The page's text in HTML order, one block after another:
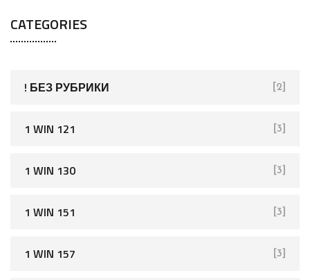
r
c
CATEGORIES
! БЕЗ РУБРИКИ [2]
1 WIN 121 [3]
1 WIN 130 [3]
1 WIN 151 [3]
1 WIN 157 [3]